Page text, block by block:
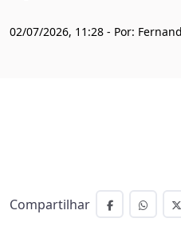
02/07/2026, 11:28 - Por:
Compartilhar